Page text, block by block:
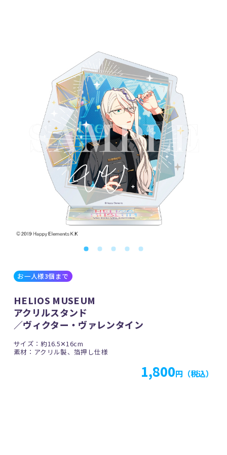
お一人様3個まで
HELIOS MUSEUM
アクリルスタンド
／ヴィクター・ヴァレンタイン
サイズ：約16.5✕16cm
素材：アクリル製、箔押し仕様
1,800円（税込）